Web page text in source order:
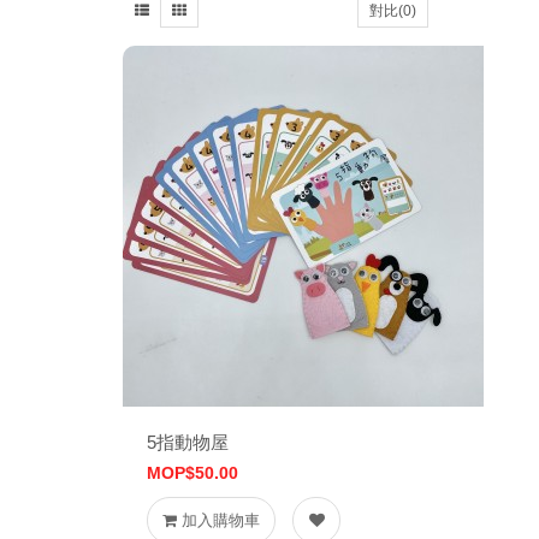
對比(0)
5指動物屋
MOP$50.00
加入購物車